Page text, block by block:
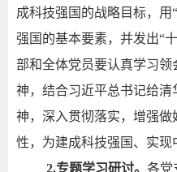
成科技强国的战略目标，用
强国的基本要素，并发出“
部和全体党员要认真学习
神，结合习近平总书记给
神，深入贯彻落实，增强
性，为建成科技强国、实现
2.专题学习研讨。 各党